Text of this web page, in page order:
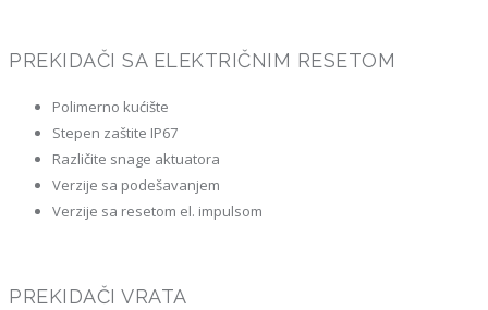
PREKIDAČI SA ELEKTRIČNIM RESETOM
Polimerno kućište
Stepen zaštite IP67
Različite snage aktuatora
Verzije sa podešavanjem
Verzije sa resetom el. impulsom
PREKIDAČI VRATA